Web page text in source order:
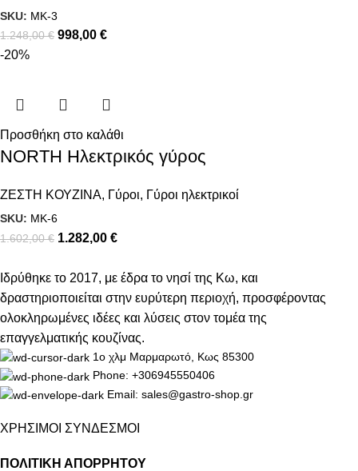
SKU: MK-3
1.248,00€ 998,00 €
-20%
Προσθήκη στο καλάθι
NORTH Ηλεκτρικός γύρος
ΖΕΣΤΗ ΚΟΥΖΙΝΑ, Γύροι, Γύροι ηλεκτρικοί
SKU: MK-6
1.602,00€ 1.282,00 €
Ιδρύθηκε το 2017, με έδρα το νησί της Κω, και
δραστηριοποιείται στην ευρύτερη περιοχή, προσφέροντας
ολοκληρωμένες ιδέες και λύσεις στον τομέα της
επαγγελματικής κουζίνας.
1ο χλμ Μαρμαρωτό, Κως 85300
Phone: +306945550406
Email: sales@gastro-shop.gr
ΧΡΗΣΙΜΟΙ ΣΥΝΔΕΣΜΟΙ
ΠΟΛΙΤΙΚΗ ΑΠΟΡΡΗΤΟΥ